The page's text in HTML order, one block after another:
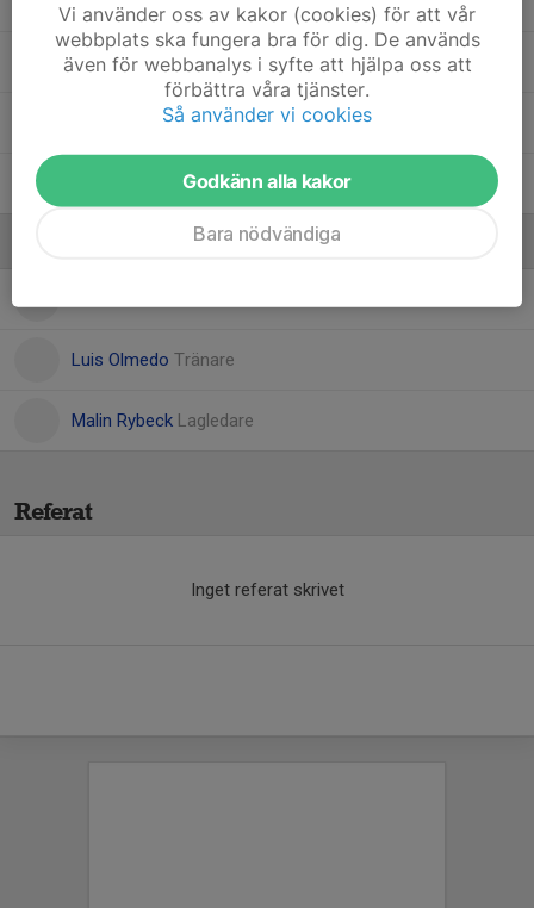
Valter Rybeck
Valter Wilhelmsson
Yasir Abdi Yusuf
Luis Olmedo Tränare
Malin Rybeck Lagledare
Referat
Inget referat skrivet
Vi använder oss av kakor (cookies) för att vår
webbplats ska fungera bra för dig. De används
även för webbanalys i syfte att hjälpa oss att
förbättra våra tjänster.
Så använder vi cookies
Godkänn alla kakor
Bara nödvändiga